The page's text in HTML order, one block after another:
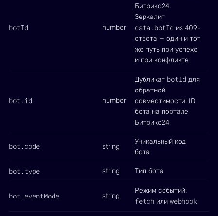
botId number
Битрикс24.
Зеркалит
data.botId из 409-
ответа — один и тот
же путь при успехе
и при конфликте
bot.id number
Дубликат botId для
обратной
совместимости. ID
бота на портале
Битрикс24
bot.code string
Уникальный код
бота
bot.type string Тип бота
bot.eventMode string
Режим событий:
fetch или webhook